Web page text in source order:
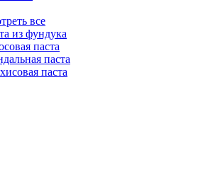
все
из фундука
паста
паста
паста